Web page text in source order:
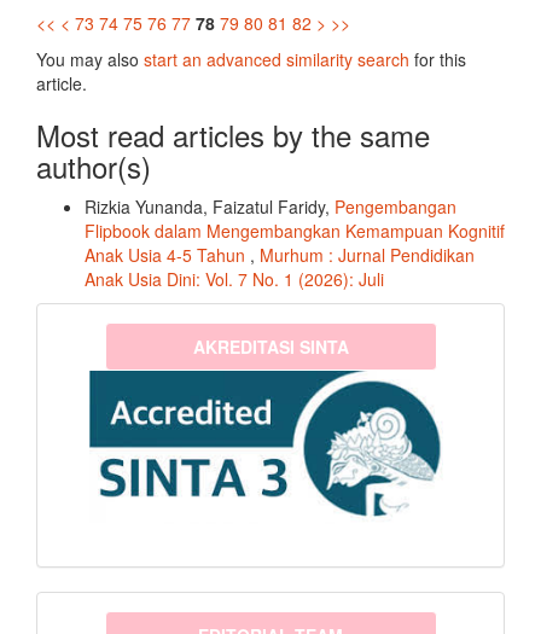
<< < 73 74 75 76 77 78 79 80 81 82 > >>
You may also start an advanced similarity search for this
article.
Most read articles by the same
author(s)
Rizkia Yunanda, Faizatul Faridy, Pengembangan
Flipbook dalam Mengembangkan Kemampuan Kognitif
Anak Usia 4-5 Tahun , Murhum : Jurnal Pendidikan
Anak Usia Dini: Vol. 7 No. 1 (2026): Juli
sinta3 AKREDITASI SINTA